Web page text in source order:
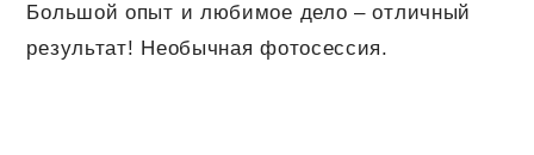
Большой опыт и любимое дело – отличный
результат! Необычная фотосессия.